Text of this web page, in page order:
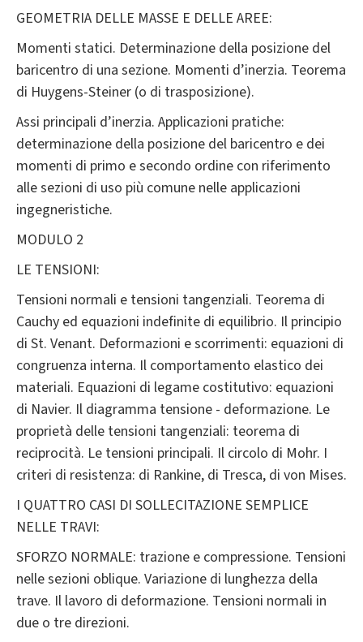
GEOMETRIA DELLE MASSE E DELLE AREE:
Momenti statici. Determinazione della posizione del
baricentro di una sezione. Momenti d’inerzia. Teorema
di Huygens-Steiner (o di trasposizione).
Assi principali d’inerzia. Applicazioni pratiche:
determinazione della posizione del baricentro e dei
momenti di primo e secondo ordine con riferimento
alle sezioni di uso più comune nelle applicazioni
ingegneristiche.
MODULO 2
LE TENSIONI:
Tensioni normali e tensioni tangenziali. Teorema di
Cauchy ed equazioni indefinite di equilibrio. Il principio
di St. Venant. Deformazioni e scorrimenti: equazioni di
congruenza interna. Il comportamento elastico dei
materiali. Equazioni di legame costitutivo: equazioni
di Navier. Il diagramma tensione - deformazione. Le
proprietà delle tensioni tangenziali: teorema di
reciprocità. Le tensioni principali. Il circolo di Mohr. I
criteri di resistenza: di Rankine, di Tresca, di von Mises.
I QUATTRO CASI DI SOLLECITAZIONE SEMPLICE
NELLE TRAVI:
SFORZO NORMALE: trazione e compressione. Tensioni
nelle sezioni oblique. Variazione di lunghezza della
trave. Il lavoro di deformazione. Tensioni normali in
due o tre direzioni.